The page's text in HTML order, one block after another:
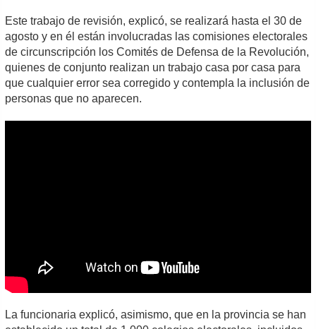
Este trabajo de revisión, explicó, se realizará hasta el 30 de
agosto y en él están involucradas las comisiones electorales
de circunscripción los Comités de Defensa de la Revolución,
quienes de conjunto realizan un trabajo casa por casa para
que cualquier error sea corregido y contempla la inclusión de
personas que no aparecen.
La funcionaria explicó, asimismo, que en la provincia se han